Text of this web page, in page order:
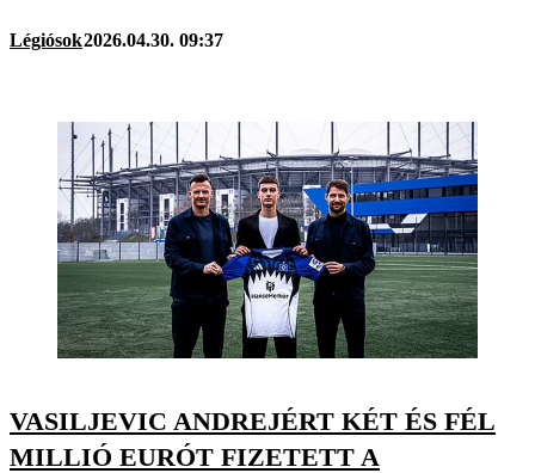
Légiósok2026.04.30. 09:37
VASILJEVIC ANDREJÉRT KÉT ÉS FÉL
MILLIÓ EURÓT FIZETETT A